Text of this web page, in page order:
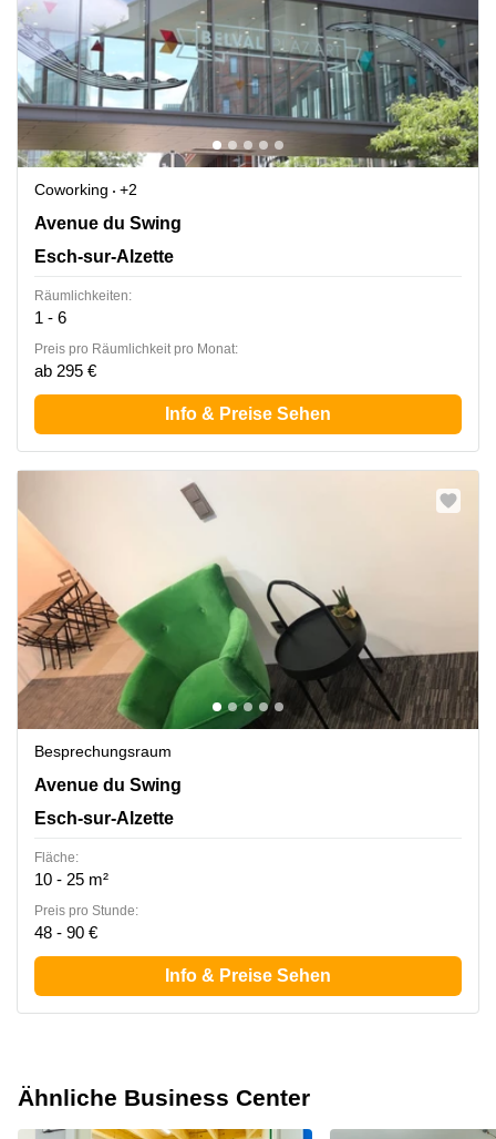
Coworking
+2
7 Avenue du Swing, Belval, Esch-sur-Alzette
Avenue du Swing
Esch-sur-Alzette
Räumlichkeiten:
1 - 6
Preis pro Räumlichkeit pro Monat:
ab 295 €
Info & Preise Sehen
Besprechungsraum
7 Avenue du Swing, Belval, Esch-sur-Alzette
Avenue du Swing
Esch-sur-Alzette
Fläche:
10 - 25 m²
Preis pro Stunde:
48 - 90 €
Info & Preise Sehen
Ähnliche Business Center